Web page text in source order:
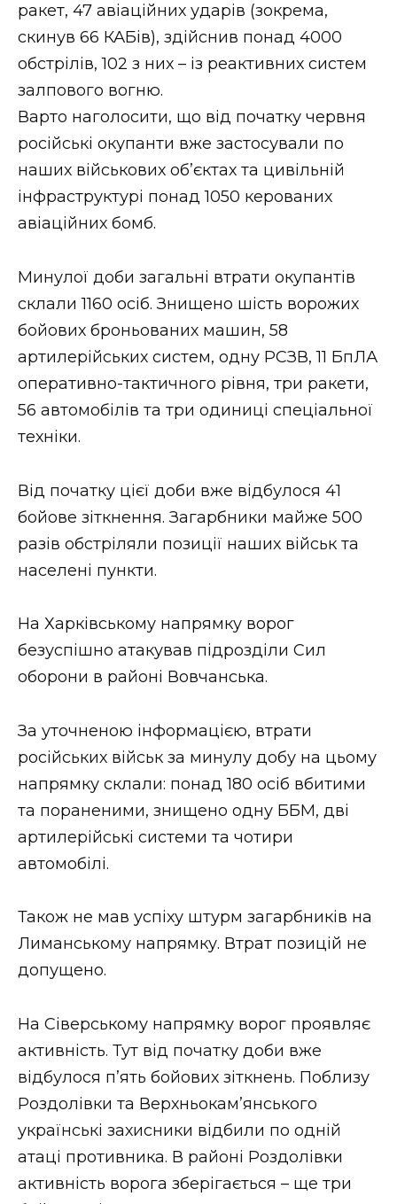
ВІДЕО
ракет, 47 авіаційних ударів (зокрема,
скинув 66 КАБів), здійснив понад 4000
обстрілів, 102 з них – із реактивних систем
залпового вогню.
Варто наголосити, що від початку червня
російські окупанти вже застосували по
наших військових об’єктах та цивільній
інфраструктурі понад 1050 керованих
авіаційних бомб.
Минулої доби загальні втрати окупантів
склали 1160 осіб. Знищено шість ворожих
бойових броньованих машин, 58
артилерійських систем, одну РСЗВ, 11 БпЛА
оперативно-тактичного рівня, три ракети,
56 автомобілів та три одиниці спеціальної
техніки.
Від початку цієї доби вже відбулося 41
бойове зіткнення. Загарбники майже 500
разів обстріляли позиції наших військ та
населені пункти.
На Харківському напрямку ворог
безуспішно атакував підрозділи Сил
оборони в районі Вовчанська.
За уточненою інформацією, втрати
російських військ за минулу добу на цьому
напрямку склали: понад 180 осіб вбитими
та пораненими, знищено одну ББМ, дві
артилерійські системи та чотири
автомобілі.
Також не мав успіху штурм загарбників на
Лиманському напрямку. Втрат позицій не
допущено.
На Сіверському напрямку ворог проявляє
активність. Тут від початку доби вже
відбулося п’ять бойових зіткнень. Поблизу
Роздолівки та Верхньокам’янського
українські захисники відбили по одній
атаці противника. В районі Роздолівки
активність ворога зберігається – ще три